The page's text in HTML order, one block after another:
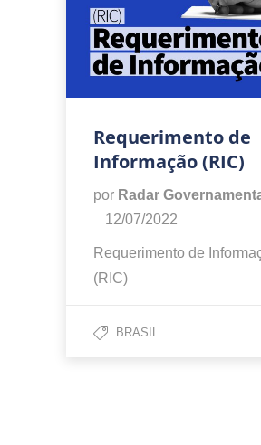
Requerimento de
Informação (RIC)
por Radar
12/07/2022
Requerimento de
(RIC)
BRASIL